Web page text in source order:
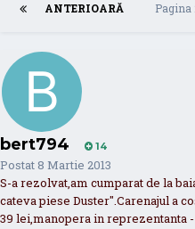
ANTERIOARĂ Pagina
bert794 14
Postat 8 Martie 2013
S-a rezolvat,am cumparat de la
cateva piese Duster".Carenajul a
39 lei,manopera in reprezentanta